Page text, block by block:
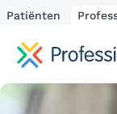
Patiënten